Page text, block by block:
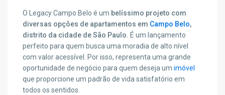
O Legacy Campo Belo é um belíssimo projeto com
diversas opções de apartamentos em Campo Belo,
distrito da cidade de São Paulo. É um lançamento
perfeito para quem busca uma moradia de alto nível
com valor acessível. Por isso, representa uma grande
oportunidade de negócio para quem deseja umimóvel
que proporcione um padrão de vida satisfatório em
todos os sentidos.